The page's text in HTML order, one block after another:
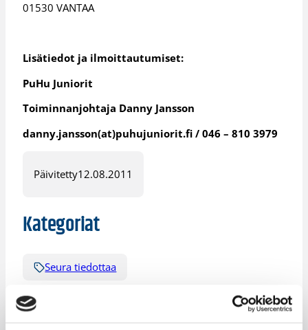
01530 VANTAA
Lisätiedot ja ilmoittautumiset:
PuHu Juniorit
Toiminnanjohtaja Danny Jansson
danny.jansson(at)puhujuniorit.fi / 046 – 810 3979
Päivitetty12.08.2011
Kategoriat
Seura tiedottaa